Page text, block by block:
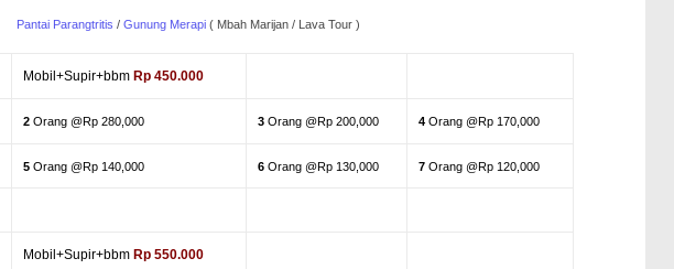
Pantai Parangtritis / Gunung Merapi( Mbah Marijan / Lava Tour )
Mobil+Supir+bbm Rp 450.000
2 Orang @Rp 280,000 3 Orang @Rp 200,000 4 Orang @Rp 170,000
5 Orang @Rp 140,000 6 Orang @Rp 130,000 7 Orang @Rp 120,000
Mobil+Supir+bbm Rp 550.000